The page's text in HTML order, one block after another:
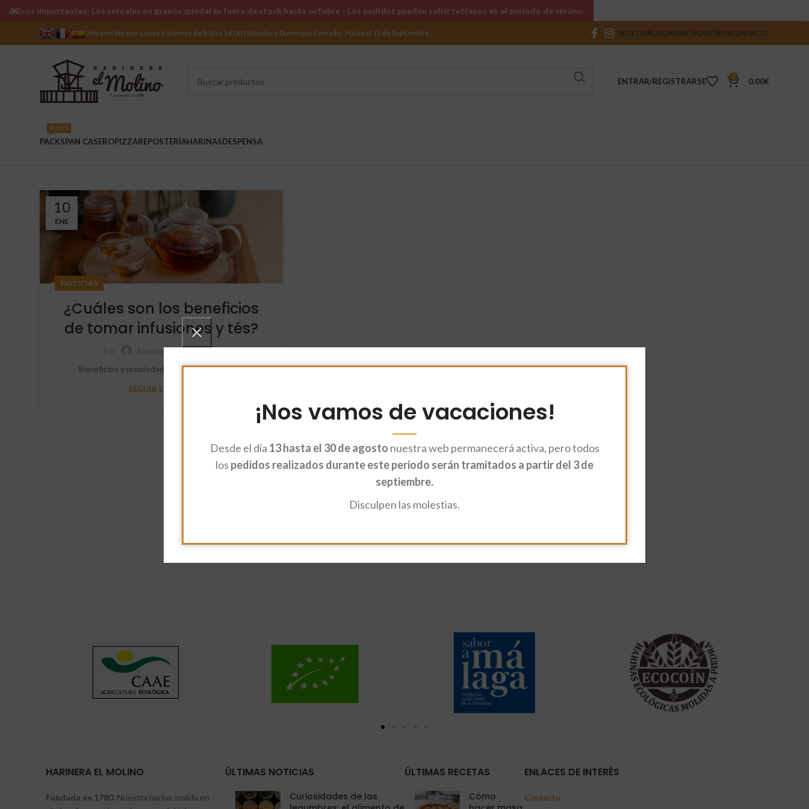
¡Nos vamos de vacaciones!
Desde el día 13 hasta el 30 de agosto nuestra web permanecerá activa, pero todos
los pedidos realizados durante este periodo serán tramitados a partir del 3 de
septiembre.
Disculpen las molestias.
Horario Verano: Lunes a Viernes de 8:00 a 14:00 | Sábados y Domingos Cerrado - Hasta el 15 de Septiembre. RECETASBLOGSOBRE NOSOTROSCONTACTO
ENTRAR/REGISTRARSE 0 0,00€
PACKS
NUEVO
PAN CASEROPIZZAREPOSTERÍAHARINASDESPENSA
10
ENE
NOTICIAS
¿Cuáles son los beneficios
de tomar infusiones y tés?
Anaisorozcosanz
Beneficios y propiedades del té e infusiones
SEGUIR LEYENDO
HARINERA EL MOLINO
Fundada en 1780. Nuestra harina molida en
ÚLTIMAS NOTICIAS
Curiosidades de las
ÚLTIMAS RECETAS
Cómo
ENLACES DE INTERÉS
Contacto
Avisos importantes: Los cereales en granos quedarán fuera de stock hasta octubre - Los pedidos pueden sufrir retrasos en el período de verano.